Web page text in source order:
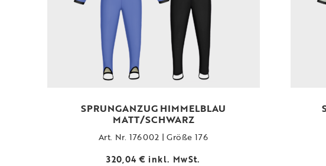
SPRUNGANZUG HIMMELBLAU
MATT/SCHWARZ
Art. Nr. 176002 | Größe 176
320,04€ inkl. MwSt.